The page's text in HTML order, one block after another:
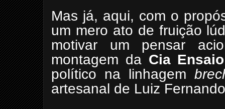
Mas já, aqui, com o
um mero ato de fruição
motivar um pensar
montagem da Cia
político na linhagem
artesanal de Luiz